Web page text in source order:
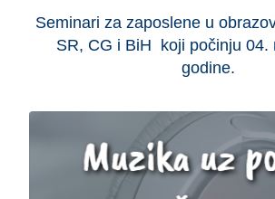
Seminari za zaposlene u
SR, CG i BiH koji počinju 04.
godine.